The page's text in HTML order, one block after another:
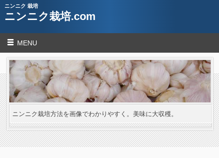
ニンニク 栽培
ニンニク栽培.com
MENU
ニンニク栽培方法を画像でわかりやすく。美味に大収穫。